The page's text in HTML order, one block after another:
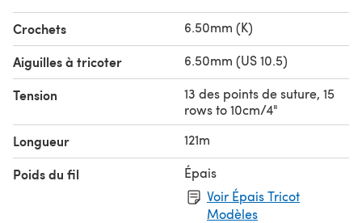
Crochets 6.50mm (K)
Aiguilles à tricoter 6.50mm (US 10.5)
Tension
13 des points de suture, 15
rows to 10cm/4"
Longueur 121m
Poids du fil
Épais
Voir Épais Tricot
Modèles